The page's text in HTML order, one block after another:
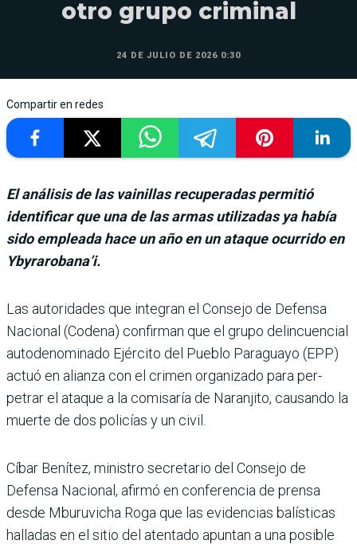
otro grupo criminal
24 DE JULIO DE 2026 0:30
Compartir en redes
El análisis de las vainillas recuperadas permitió
identificar que una de las armas utilizadas ya había
sido empleada hace un año en un ataque ocurrido en
Ybyrarobana’i.
Las autoridades que integran el Consejo de Defensa
Nacional (Codena) confirman que el grupo delincuencial
auto­denominado Ejército del Pueblo Paraguayo (EPP)
actuó en alianza con el cri­men organizado para per­
petrar el ataque a la comisa­ría de Naranjito, causando la
muerte de dos policías y un civil.
Cíbar Benítez, ministro secretario del Consejo de
Defensa Nacional, afirmó en conferencia de prensa
desde Mburuvicha Roga que las evidencias balísticas
halladas en el sitio del aten­tado apuntan a una posi­ble